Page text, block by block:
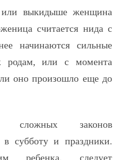
выкидыше женщина
считается нида с
начинаются сильные
родам, или с момента
оно произошло еще до
сложных законов
в субботу и праздники.
ребенка, следует